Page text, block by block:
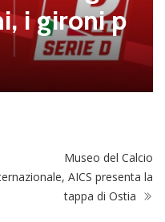
i gironi p
Museo del Calcio
AICS presenta la
tappa di Ostia